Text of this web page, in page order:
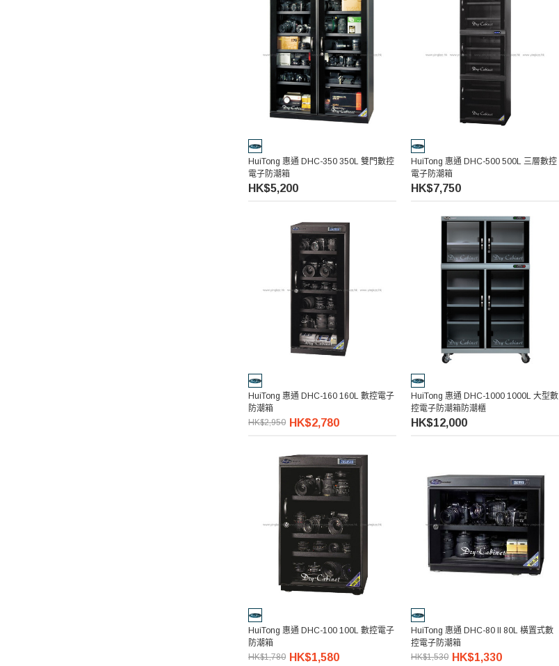
HuiTong 惠通 DHC-350 350L 雙門數控
電子防潮箱
HK$5,200
HuiTong 惠通 DHC-500 500L 三層數控
電子防潮箱
HK$7,750
HuiTong 惠通 DHC-160 160L 數控電子
防潮箱
HK$2,950 HK$2,780
HuiTong 惠通 DHC-1000 1000L 大型數
控電子防潮箱防潮櫃
HK$12,000
HuiTong 惠通 DHC-100 100L 數控電子
防潮箱
HK$1,780 HK$1,580
HuiTong 惠通 DHC-80 II 80L 橫置式數
控電子防潮箱
HK$1,530 HK$1,330